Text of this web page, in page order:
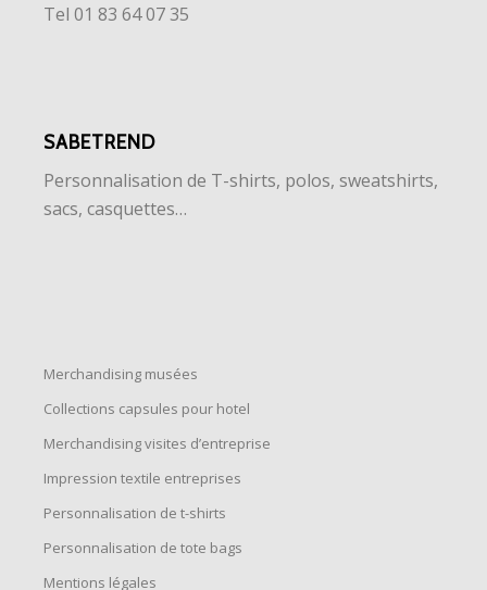
Tel 01 83 64 07 35
SABETREND
Personnalisation de T-shirts, polos, sweatshirts,
sacs, casquettes…
Merchandising musées
Collections capsules pour hotel
Merchandising visites d’entreprise
Impression textile entreprises
Personnalisation de t-shirts
Personnalisation de tote bags
Mentions légales